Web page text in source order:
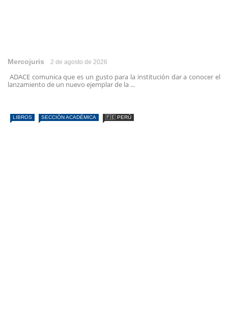
Mercojuris 2 de agosto de 2026
ADACE comunica que es un gusto para la institución dar a conocer el
lanzamiento de un nuevo ejemplar de la ...
LIBROS SECCIÓN ACADÉMICA 🇵🇪 PERÚ